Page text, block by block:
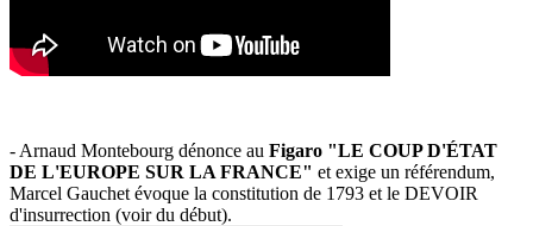
- Arnaud Montebourg dénonce au Figaro "LE COUP D'ÉTAT
DE L'EUROPE SUR LA FRANCE" et exige un référendum,
Marcel Gauchet évoque la constitution de 1793 et le DEVOIR
d'insurrection (voir du début).